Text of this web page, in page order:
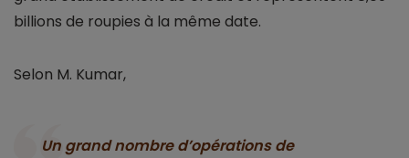
billions de roupies à la même date.
Selon M. Kumar,
Un grand nombre d’opérations de